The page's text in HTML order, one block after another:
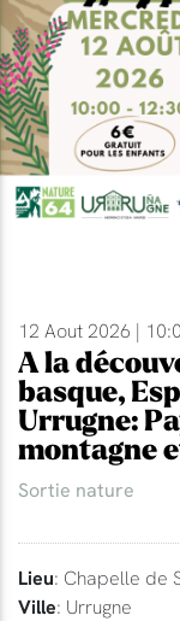
12 Aout 2026 |
A la
basque,
Urrugne:
montagne
Sortie nature
Lieu: Chapelle de
Ville: Urrugne